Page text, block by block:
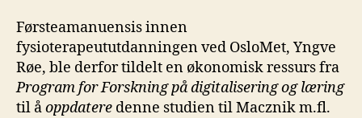
Førsteamanuensis innen
fysioterapeututdanningen ved OsloMet, Yngve
Røe, ble derfor tildelt en økonomisk ressurs fra
Program for Forskning på digitalisering og læring
til åoppdatere denne studien til Macznik m.fl.